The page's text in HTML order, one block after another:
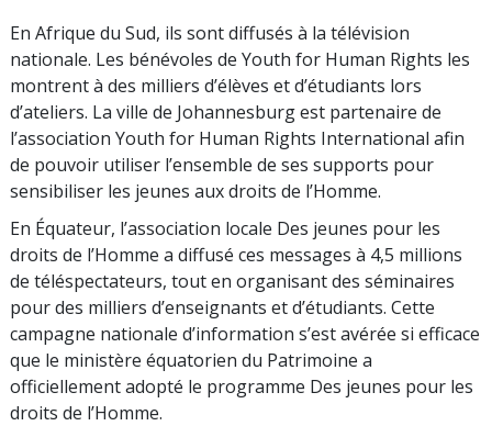
En Afrique du Sud, ils sont diffusés à la télévision
nationale. Les bénévoles de Youth for Human Rights les
montrent à des milliers d’élèves et d’étudiants lors
d’ateliers. La ville de Johannesburg est partenaire de
l’association Youth for Human Rights International afin
de pouvoir utiliser l’ensemble de ses supports pour
sensibiliser les jeunes aux droits de l’Homme.
En Équateur, l’association locale Des jeunes pour les
droits de l’Homme a diffusé ces messages à 4,5 millions
de téléspectateurs, tout en organisant des séminaires
pour des milliers d’enseignants et d’étudiants. Cette
campagne nationale d’information s’est avérée si efficace
que le ministère équatorien du Patrimoine a
officiellement adopté le programme Des jeunes pour les
droits de l’Homme.